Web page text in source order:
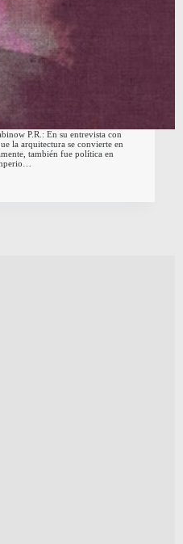
P.R.: En su entrevista con
la arquitectura se convierte en
también fue política en